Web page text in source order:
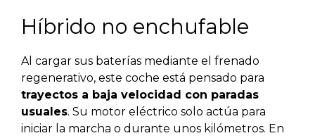
Híbrido no enchufable
Al cargar sus baterías mediante el frenado
regenerativo, este coche está pensado para
trayectos a baja velocidad con paradas
usuales. Su motor eléctrico solo actúa para
iniciar la marcha o durante unos kilómetros. En